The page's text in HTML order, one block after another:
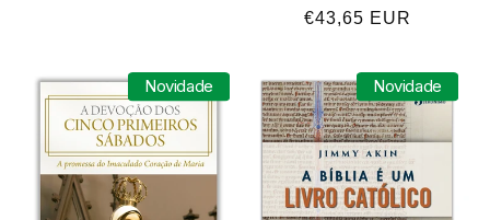
Preço
€43,65 EUR
Novidade Novidade